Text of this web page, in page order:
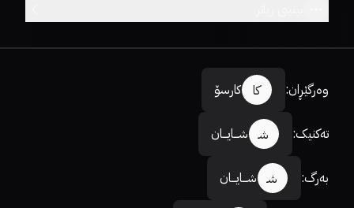
وەرگێڕان: کا کارسۆ
تەکنیک: شـ شـــایـــان
بەرگ: شـ شـــایـــان